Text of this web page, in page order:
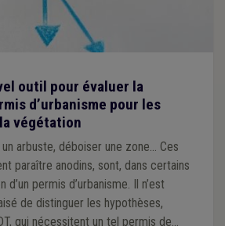
outil pour évaluer la
d’urbanisme pour les
végétation
arbuste, déboiser une zone… Ces
paraître anodins, sont, dans certains
d’un permis d’urbanisme. Il n’est
de distinguer les hypothèses,
qui nécessitent un tel permis de